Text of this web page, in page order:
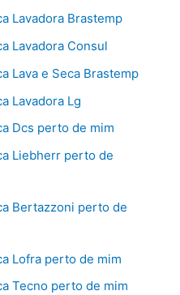
Lavadora Brastemp
Lavadora Consul
Lava e Seca Brastemp
Lavadora Lg
Dcs perto de mim
Liebherr perto de
Bertazzoni perto de
Lofra perto de mim
Tecno perto de mim